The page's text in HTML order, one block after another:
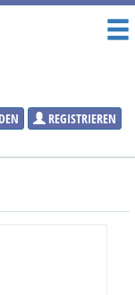
REGISTRIEREN